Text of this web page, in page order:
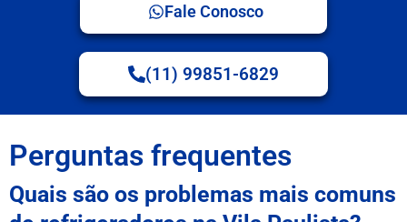
Fale Conosco
(11) 99851-6829
Perguntas frequentes
Quais são os problemas mais comuns